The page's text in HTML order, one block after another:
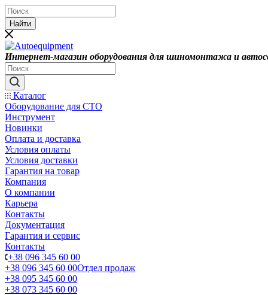
Найти
Интернет-магазин оборудования для шиномонтажа и
Каталог
Оборудование для СТО
Инструмент
Новинки
Оплата и доставка
Условия оплаты
Условия доставки
Гарантия на товар
Компания
О компании
Карьера
Контакты
Документация
Гарантия и сервис
Контакты
+38 096 345 60 00
+38 096 345 60 00Отдел продаж
+38 095 345 60 00
+38 073 345 60 00